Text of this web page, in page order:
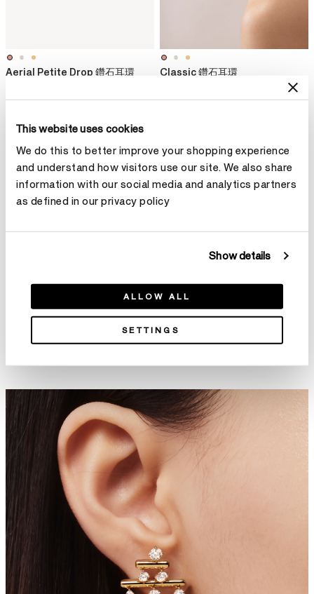
This website uses cookies
We do this to better improve your shopping experience
and understand how visitors use our site. We also share
information with our social media and analytics partners
as defined in our privacy policy
Show details
ALLOW ALL
SETTINGS
Aerial Petite Drop 鑽石耳環 Classic 鑽石耳環
Cascade Mini Drop 鑽石耳環 LU Droplet 鑽石耳環 (小)